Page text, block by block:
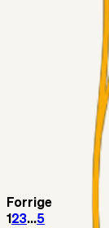
03.
Superliga-
Olti Hyseni,
Nogensinde…..!!!
02. aug.
Sydsiden mid
Forrige
1 23...5